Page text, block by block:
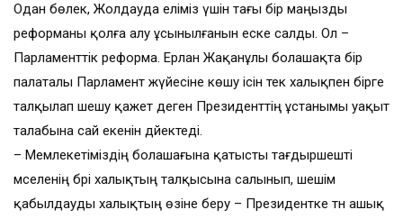
Одан бөлек, Жолдауда еліміз үшін тағы бір маңызды
реформаны қолға алу ұсынылғанын еске салды. Ол –
Парламенттік реформа. Ерлан Жақанұлы болашақ­та бір
палаталы Парламент жүйесіне көшу ісін тек халықпен бірге
талқылап шешу қажет деген Президенттің ұстанымы уақыт
талабына сай екенін дәйектеді.
– Мемлекетіміздің бола­шағына қатысты тағдыршеш­ті
мәселенің бәрі халықтың талқысына салынып, шешім
қабылдауды халықтың өзіне беру – Президентке тән ашық